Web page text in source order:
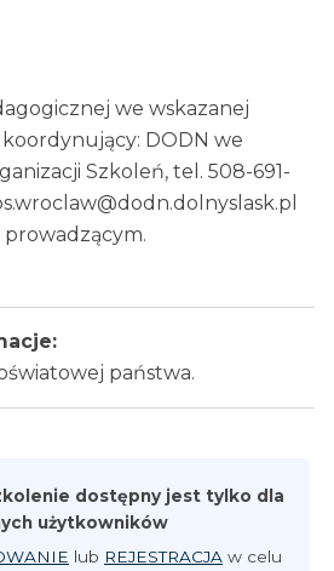
we wskazanej
DODN we
Szkoleń, tel. 508-691-
państwa.
dostępny jest tylko dla
użytkowników
lub REJESTRACJA w celu